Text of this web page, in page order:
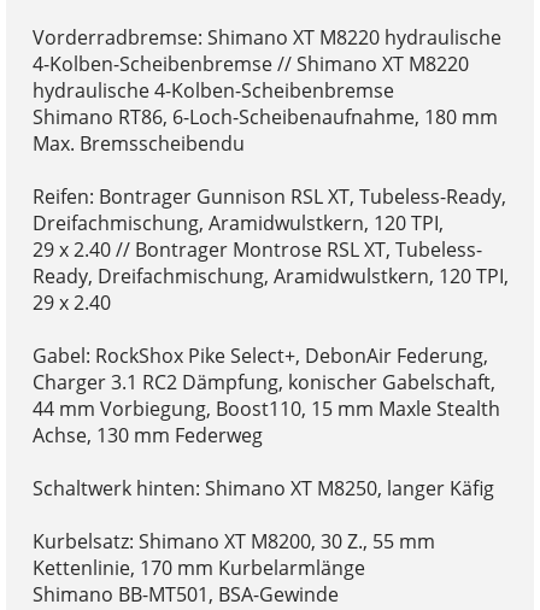
Vorderradbremse: Shimano XT M8220 hydraulische
4-Kolben-Scheibenbremse // Shimano XT M8220
hydraulische 4-Kolben-Scheibenbremse
Shimano RT86, 6-Loch-Scheibenaufnahme, 180 mm
Max. Bremsscheibendu
Reifen: Bontrager Gunnison RSL XT, Tubeless-Ready,
Dreifachmischung, Aramidwulstkern, 120 TPI,
29 x 2.40 // Bontrager Montrose RSL XT, Tubeless-
Ready, Dreifachmischung, Aramidwulstkern, 120 TPI,
29 x 2.40
Gabel: RockShox Pike Select+, DebonAir Federung,
Charger 3.1 RC2 Dämpfung, konischer Gabelschaft,
44 mm Vorbiegung, Boost110, 15 mm Maxle Stealth
Achse, 130 mm Federweg
Schaltwerk hinten: Shimano XT M8250, langer Käfig
Kurbelsatz: Shimano XT M8200, 30 Z., 55 mm
Kettenlinie, 170 mm Kurbelarmlänge
Shimano BB-MT501, BSA-Gewinde